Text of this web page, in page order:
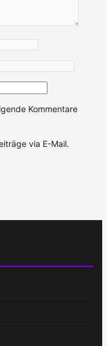
Kommentare
via E-Mail.